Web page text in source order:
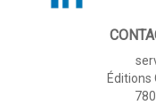
Éditions